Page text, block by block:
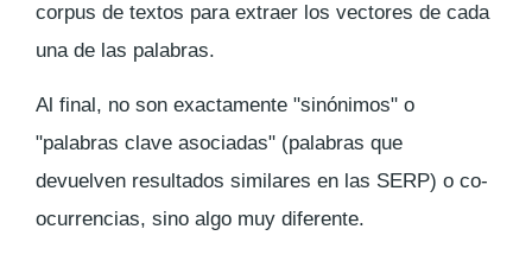
corpus de textos para extraer los vectores de cada
una de las palabras.
Al final, no son exactamente "sinónimos" o
"palabras clave asociadas" (palabras que
devuelven resultados similares en las SERP) o co-
ocurrencias, sino algo muy diferente.